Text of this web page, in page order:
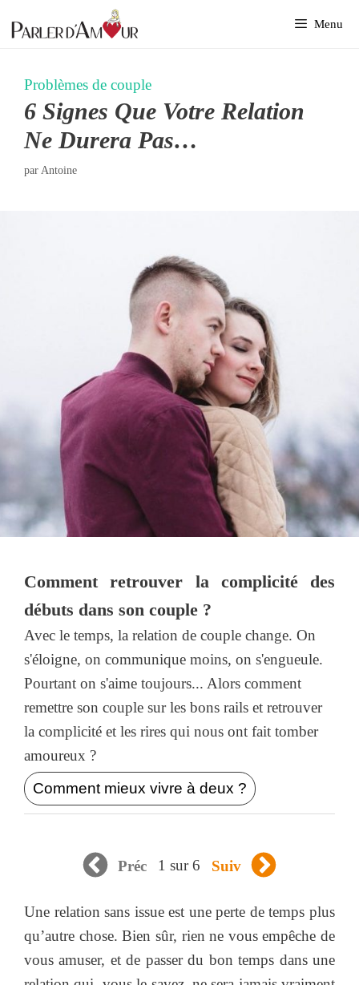
au
Menu
Problèmes de couple
6 Signes Que Votre Relation
Ne Durera Pas…
par Antoine
Comment retrouver la complicité des
débuts dans son couple ?
Avec le temps, la relation de couple change. On
s'éloigne, on communique moins, on s'engueule.
Pourtant on s'aime toujours... Alors comment
remettre son couple sur les bons rails et retrouver
la complicité et les rires qui nous ont fait tomber
amoureux ?
Comment mieux vivre à deux ?
Préc 1 sur 6 Suiv
Une relation sans issue est une perte de temps plus
qu’autre chose. Bien sûr, rien ne vous empêche de
vous amuser, et de passer du bon temps dans une